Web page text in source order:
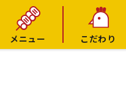
メニュー こだわり